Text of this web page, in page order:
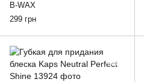
B-WAX
299 грн